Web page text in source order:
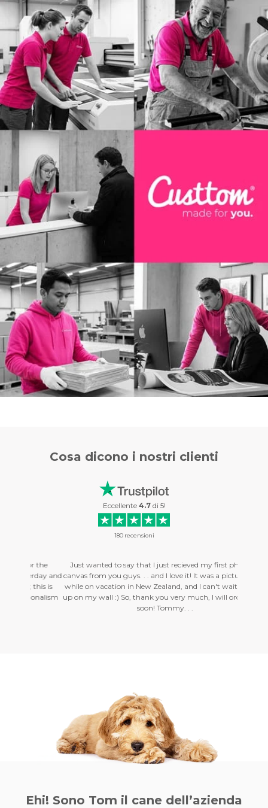
Cosa dicono i nostri clienti
Eccellente 4.7 di 5!
180 recensioni
Just wanted to say that I just recieved my first photo on
canvas from you guys. . . and I love it! It was a picture I took
while on vacation in New Zealand, and I can't wait to get it
up on my wall :) So, thank you very much, I will order more
soon! Tommy. . .
Ehi! Sono Tom il cane dell’azienda